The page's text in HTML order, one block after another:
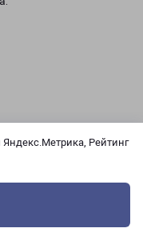
Рейтинг